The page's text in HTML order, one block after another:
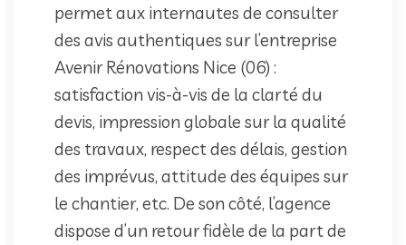
permet aux internautes de consulter
des avis authentiques sur l’entreprise
Avenir Rénovations Nice (06) :
satisfaction vis-à-vis de la clarté du
devis, impression globale sur la qualité
des travaux, respect des délais, gestion
des imprévus, attitude des équipes sur
le chantier, etc. De son côté, l’agence
dispose d’un retour fidèle de la part de